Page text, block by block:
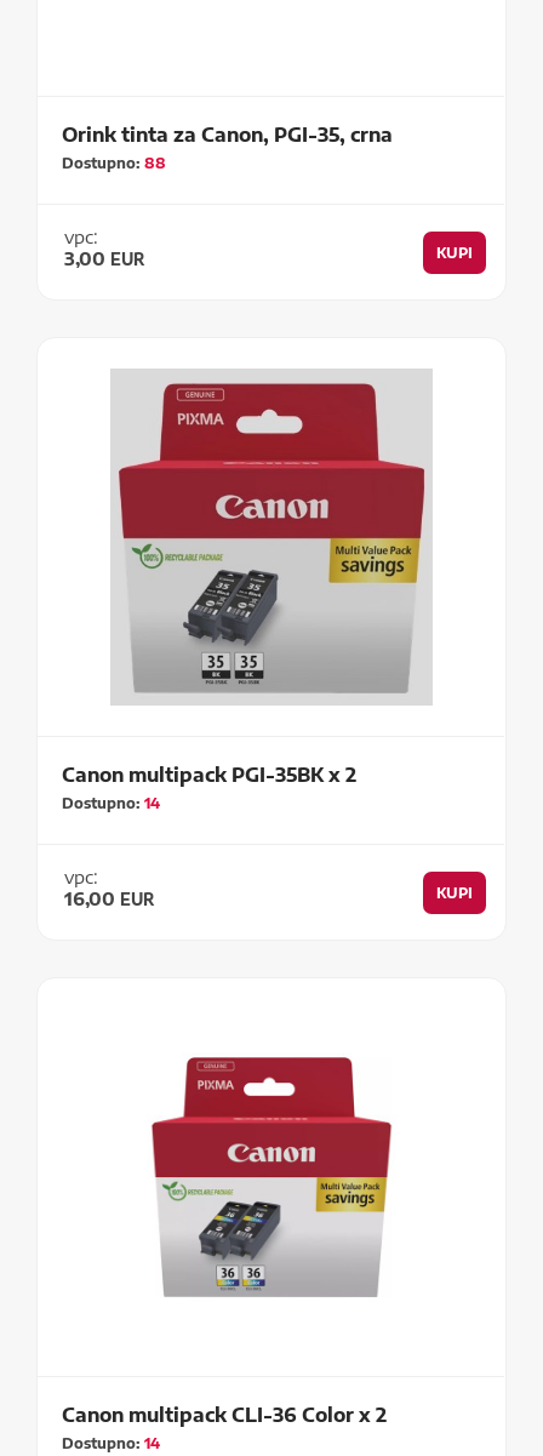
Orink tinta za Canon, PGI-35, crna
Dostupno:88
vpc:
3,00 EUR KUPI
Canon multipack PGI-35BK x 2
Dostupno:14
vpc:
16,00 EUR KUPI
Canon multipack CLI-36 Color x 2
Dostupno:14